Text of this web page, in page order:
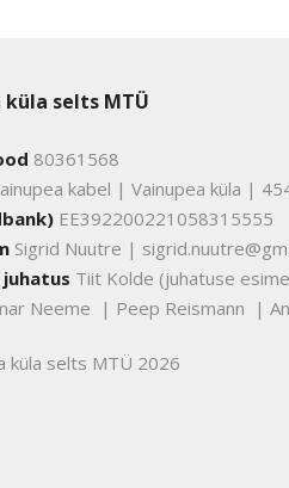
küla selts MTÜ
80361568
kabel | Vainupea küla |
EE392200221058315555
Sigrid Nuutre |
Tiit Kolde (juhatuse
Neeme | Peep Reismann |
küla selts MTÜ 2026